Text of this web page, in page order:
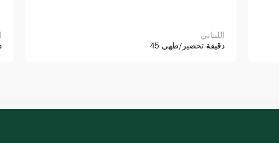
اللبناني
45 دقيقة تحضير/طهي